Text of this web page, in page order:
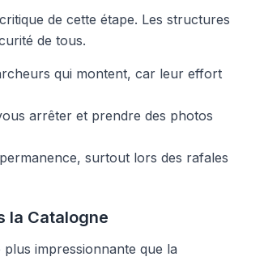
de cette étape. Les structures
de tous.
qui montent, car leur effort
arrêter et prendre des photos
surtout lors des rafales
la Catalogne
impressionnante que la